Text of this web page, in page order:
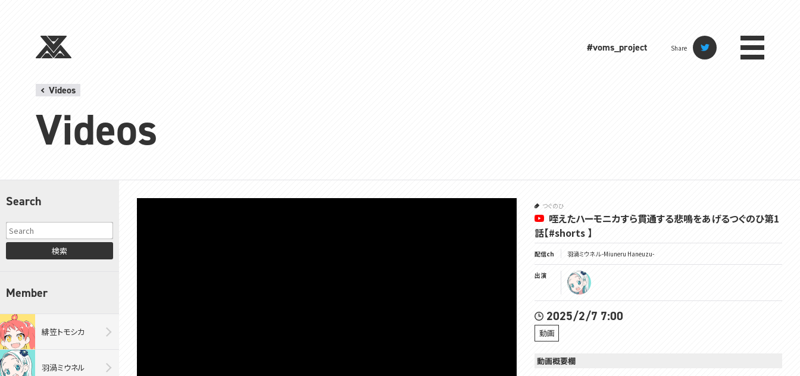
#voms_project Share
Videos
Videos
Search
検索
Member
緋笠トモシカ
羽渦ミウネル
つぐのひ
咥えたハーモニカすら貫通する悲鳴をあげるつぐのひ第1
話【#shorts 】
配信ch 羽渦ミウネル -Miuneru Haneuzu-
出演
2025/2/7 7:00
動画
動画概要欄